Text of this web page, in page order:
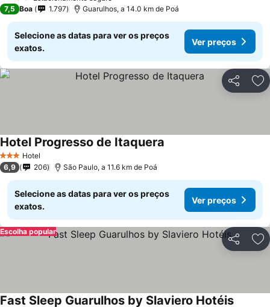
7,5 Boa 1.797 Guarulhos, a 14.0 km de Poá
Selecione as datas para ver os preços
exatos.
Ver preços
Partilhar
3 EstrelasHotel
Hotel Progresso de Itaquera
6,9 206 São Paulo, a 11.6 km de Poá
Selecione as datas para ver os preços
exatos.
Ver preços
Partilhar
Escolha popular
Fast Sleep Guarulhos by Slaviero Hotéis